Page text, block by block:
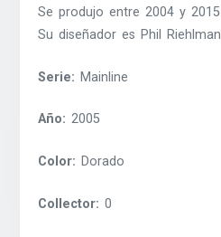
Se produjo entre 2004 y 2015
Su diseñador es Phil Riehlman
Serie: Mainline
Año: 2005
Color: Dorado
Collector: 0